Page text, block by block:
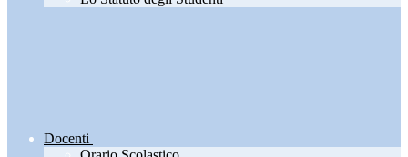
Docenti